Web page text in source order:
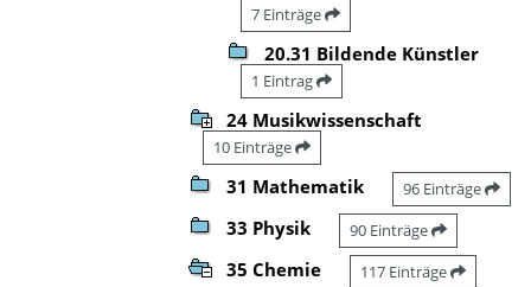
7 Einträge
20.31 Bildende Künstler
1 Eintrag
24 Musikwissenschaft
10 Einträge
31 Mathematik 96 Einträge
33 Physik 90 Einträge
35 Chemie 117 Einträge